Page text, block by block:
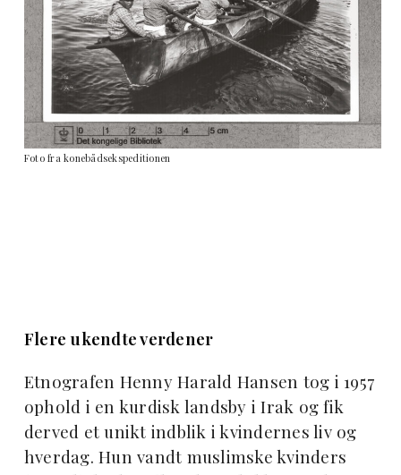
Foto fra konebådsekspeditionen
Flere ukendte verdener
Etnografen Henny Harald Hansen tog i 1957
ophold i en kurdisk landsby i Irak og fik
derved et unikt indblik i kvindernes liv og
hverdag. Hun vandt muslimske kvinders